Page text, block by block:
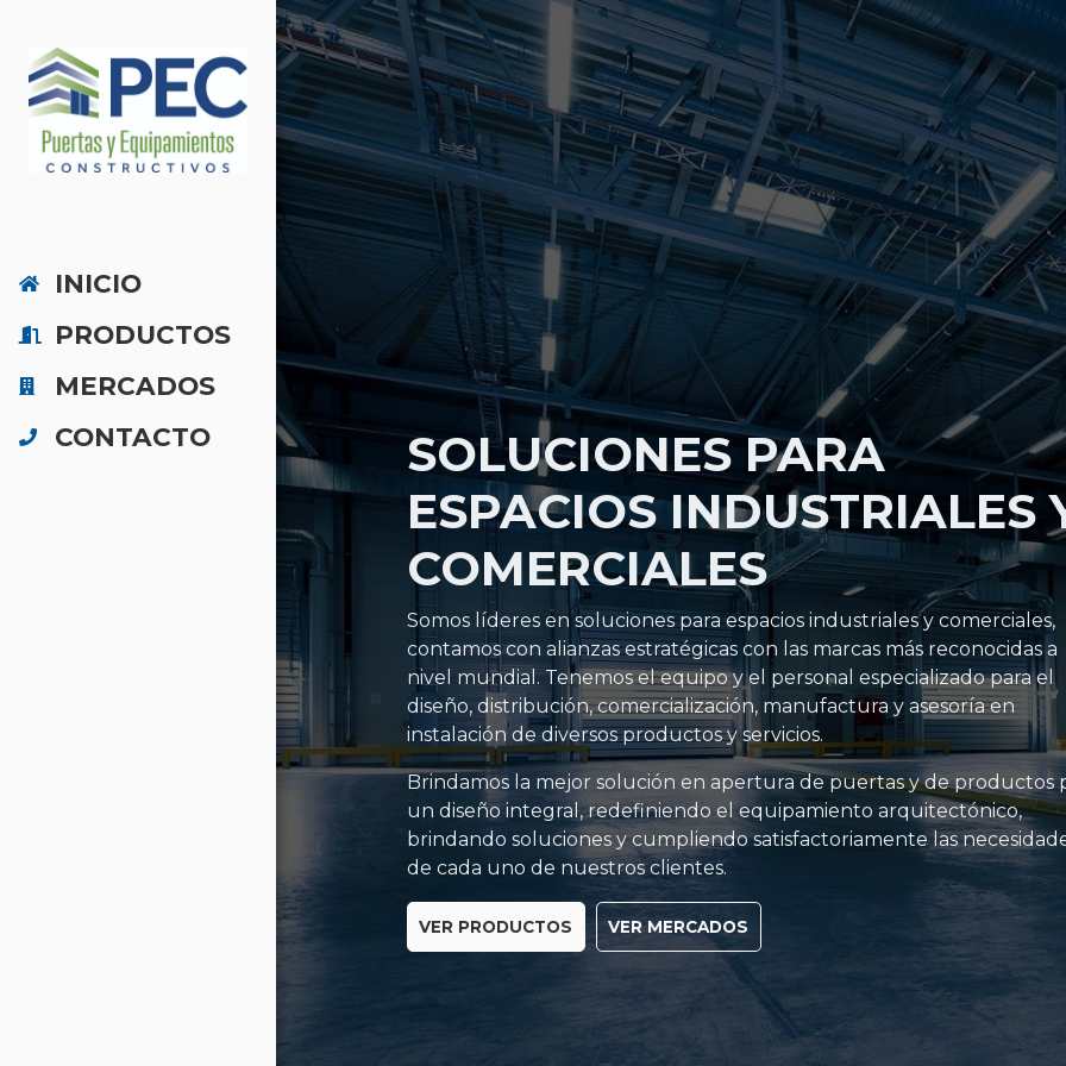
INICIO
PRODUCTOS
MERCADOS
CONTACTO
SOLUCIONES PARA
ESPACIOS INDUSTRIALES
COMERCIALES
Somos líderes en soluciones para espacios industriales y comerciales,
contamos con alianzas estratégicas con las marcas más reconocidas a
nivel mundial. Tenemos el equipo y el personal especializado para el
diseño, distribución, comercialización, manufactura y asesoría en
instalación de diversos productos y servicios.
Brindamos la mejor solución en apertura de puertas y de productos
un diseño integral, redefiniendo el equipamiento arquitectónico,
brindando soluciones y cumpliendo satisfactoriamente las
de cada uno de nuestros clientes.
VER PRODUCTOS VER MERCADOS